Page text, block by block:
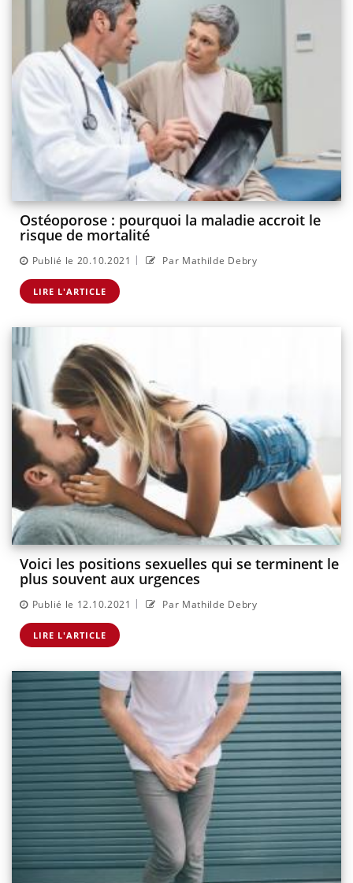
Ostéoporose : pourquoi la maladie accroit le
risque de mortalité
Publié le 20.10.2021 | Par Mathilde Debry
LIRE L'ARTICLE
Voici les positions sexuelles qui se terminent le
plus souvent aux urgences
Publié le 12.10.2021 | Par Mathilde Debry
LIRE L'ARTICLE